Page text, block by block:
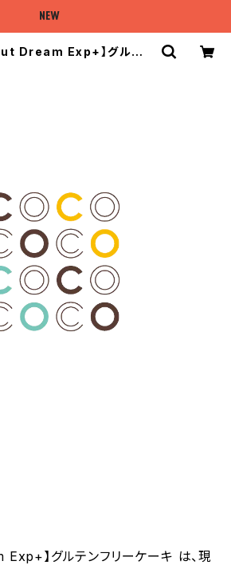
Dream Exp+】グルテン
】グルテンフリーケーキ は、現